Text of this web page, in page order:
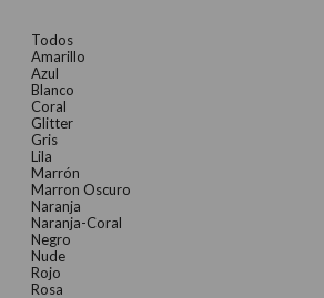
Todos
Amarillo
Azul
Blanco
Coral
Glitter
Gris
Lila
Marrón
Marron Oscuro
Naranja
Naranja-Coral
Negro
Nude
Rojo
Rosa